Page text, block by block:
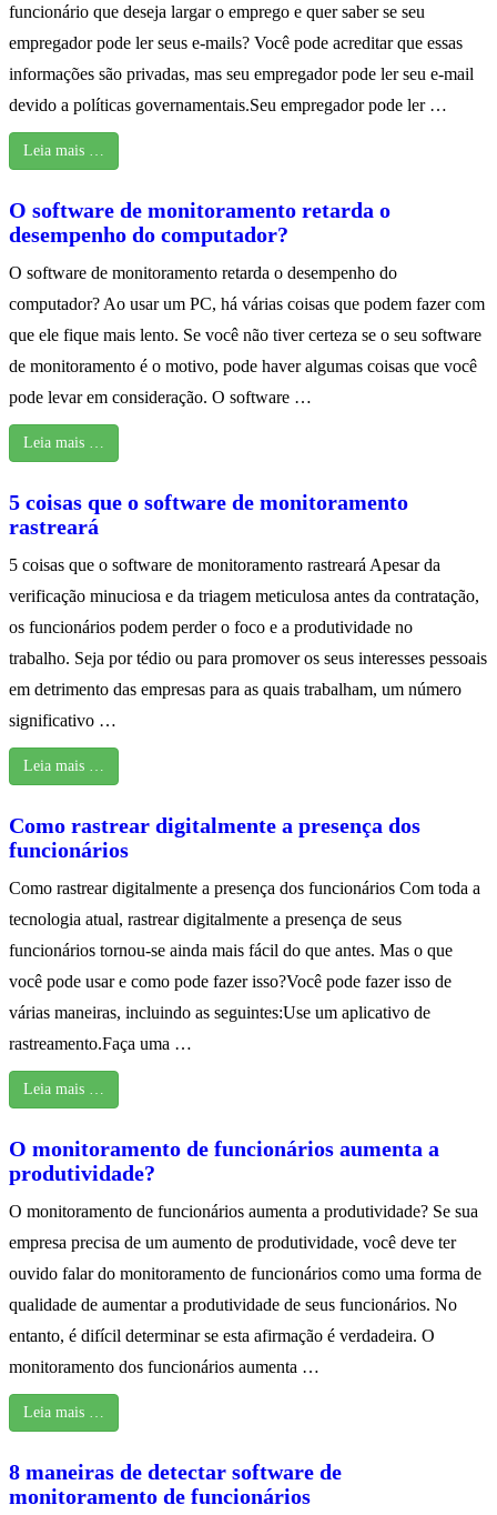
funcionário que deseja largar o emprego e quer saber se seu
empregador pode ler seus e-mails? Você pode acreditar que essas
informações são privadas, mas seu empregador pode ler seu e-mail
devido a políticas governamentais.Seu empregador pode ler …
Leia mais …
O software de monitoramento retarda o
desempenho do computador?
O software de monitoramento retarda o desempenho do
computador? Ao usar um PC, há várias coisas que podem fazer com
que ele fique mais lento. Se você não tiver certeza se o seu software
de monitoramento é o motivo, pode haver algumas coisas que você
pode levar em consideração. O software …
Leia mais …
5 coisas que o software de monitoramento
rastreará
5 coisas que o software de monitoramento rastreará Apesar da
verificação minuciosa e da triagem meticulosa antes da contratação,
os funcionários podem perder o foco e a produtividade no
trabalho. Seja por tédio ou para promover os seus interesses pessoais
em detrimento das empresas para as quais trabalham, um número
significativo …
Leia mais …
Como rastrear digitalmente a presença dos
funcionários
Como rastrear digitalmente a presença dos funcionários Com toda a
tecnologia atual, rastrear digitalmente a presença de seus
funcionários tornou-se ainda mais fácil do que antes. Mas o que
você pode usar e como pode fazer isso?Você pode fazer isso de
várias maneiras, incluindo as seguintes:Use um aplicativo de
rastreamento.Faça uma …
Leia mais …
O monitoramento de funcionários aumenta a
produtividade?
O monitoramento de funcionários aumenta a produtividade? Se sua
empresa precisa de um aumento de produtividade, você deve ter
ouvido falar do monitoramento de funcionários como uma forma de
qualidade de aumentar a produtividade de seus funcionários. No
entanto, é difícil determinar se esta afirmação é verdadeira. O
monitoramento dos funcionários aumenta …
Leia mais …
8 maneiras de detectar software de
monitoramento de funcionários